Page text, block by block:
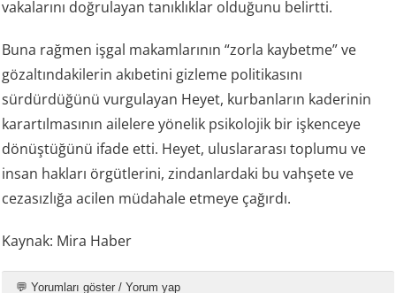
vakalarını doğrulayan tanıklıklar olduğunu belirtti.
Buna rağmen işgal makamlarının “zorla kaybetme” ve
gözaltındakilerin akıbetini gizleme politikasını
sürdürdüğünü vurgulayan Heyet, kurbanların kaderinin
karartılmasının ailelere yönelik psikolojik bir işkenceye
dönüştüğünü ifade etti. Heyet, uluslararası toplumu ve
insan hakları örgütlerini, zindanlardaki bu vahşete ve
cezasızlığa acilen müdahale etmeye çağırdı.
Kaynak: Mira Haber
💬 Yorumları göster / Yorum yap